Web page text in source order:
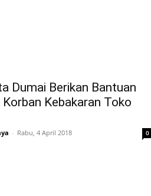
Dumai Berikan Bantuan
Korban Kebakaran Toko
- Rabu, 4 April 2018 0